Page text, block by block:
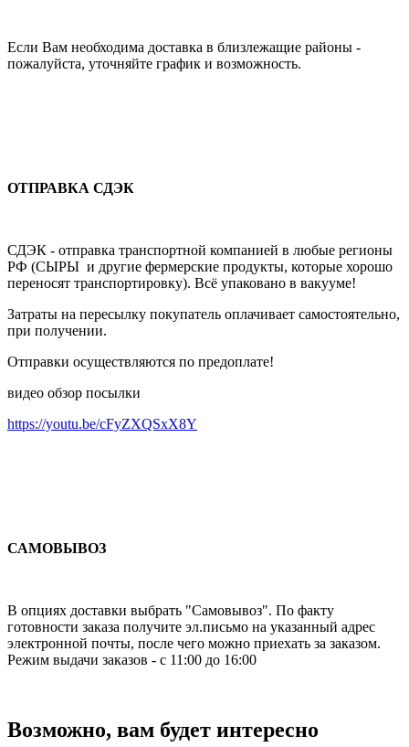
Если Вам необходима доставка в близлежащие районы -
пожалуйста, уточняйте график и возможность.
ОТПРАВКА СДЭК
СДЭК - отправка транспортной компанией в любые регионы
РФ (СЫРЫ и другие фермерские продукты, которые хорошо
переносят транспортировку). Всё упаковано в вакууме!
Затраты на пересылку покупатель оплачивает самостоятельно,
при получении.
Отправки осуществляются по предоплате!
видео обзор посылки
https://youtu.be/cFyZXQSxX8Y
САМОВЫВОЗ
В опциях доставки выбрать "Самовывоз". По факту
готовности заказа получите эл.письмо на указанный адрес
электронной почты, после чего можно приехать за заказом.
Режим выдачи заказов - с 11:00 до 16:00
Возможно, вам будет интересно